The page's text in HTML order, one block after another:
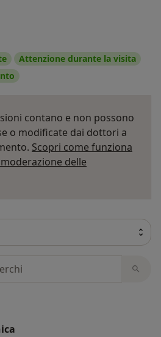
Attenzione durante la visita
contano e non possono
o modificate dai dottori a
Scopri come funziona
delle